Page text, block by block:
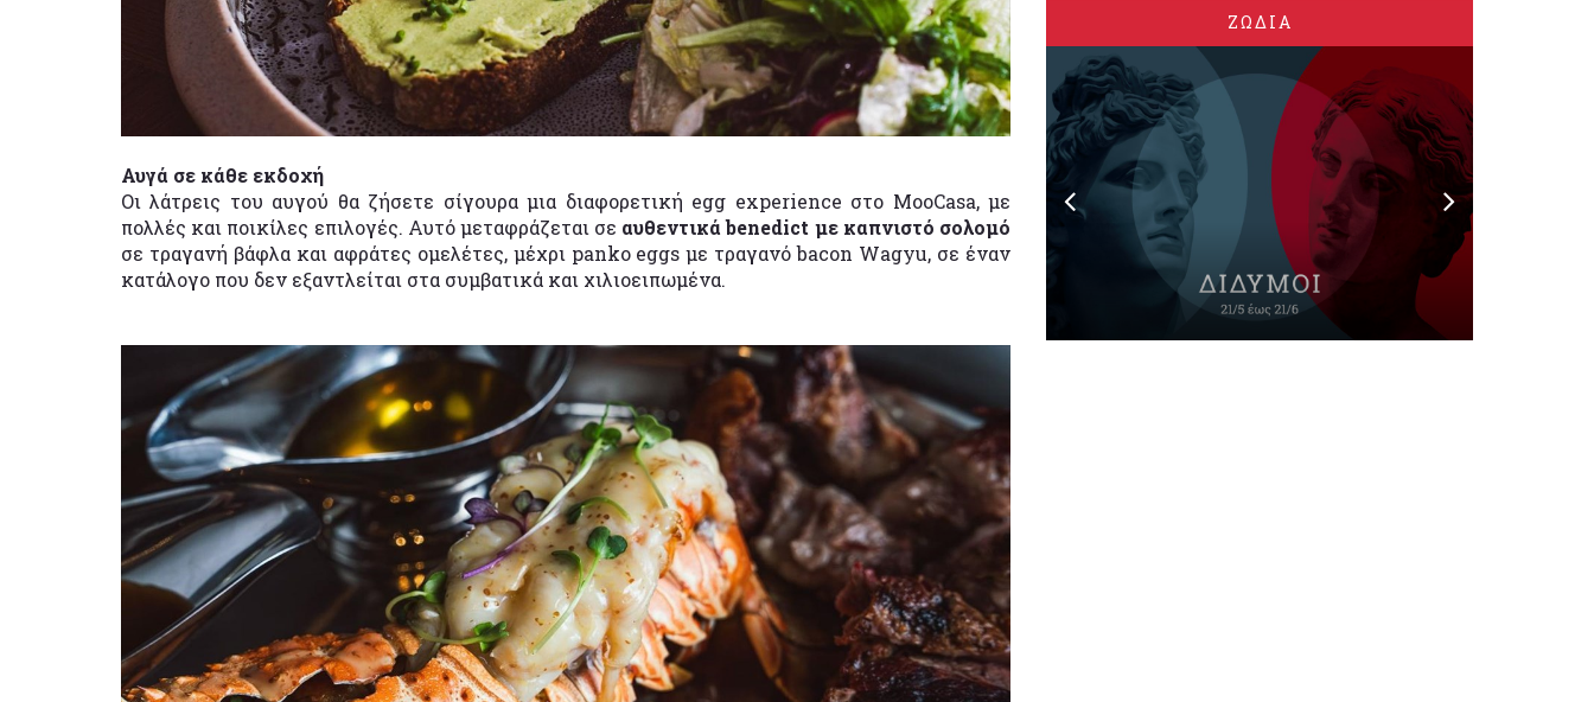
Αυγά σε κάθε εκδοχή
Οι λάτρεις του αυγού θα ζήσετε σίγουρα μια διαφορετική egg experience στο MooCasa, με
πολλές και ποικίλες επιλογές. Αυτό μεταφράζεται σε αυθεντικά benedict με καπνιστό σολομό
σε τραγανή βάφλα και αφράτες ομελέτες, μέχρι panko eggs με τραγανό bacon Wagyu, σε έναν
κατάλογο που δεν εξαντλείται στα συμβατικά και χιλιοειπωμένα.
ΖΩΔΙΑ